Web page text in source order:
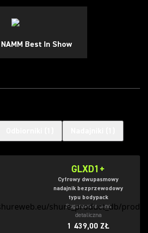
NAMM Best In Show
GLXD1+
Cyfrowy dwupasmowy
nadajnik bezprzewodowy
typu bodypack
Sugerowana cena
detaliczna
1 439,00 ZŁ